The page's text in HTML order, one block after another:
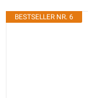
BESTSELLER NR. 6